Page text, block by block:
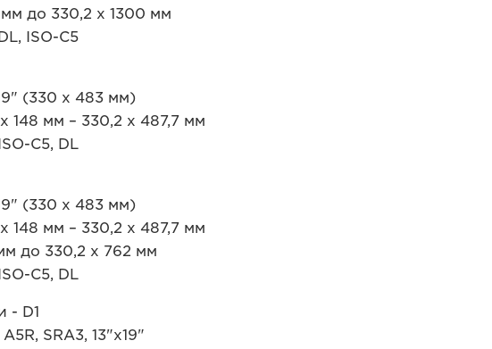
до 330,2 x 1300 мм
ISO-C5
(330 x 483 мм)
148 мм – 330,2 x 487,7 мм
C5, DL
(330 x 483 мм)
148 мм – 330,2 x 487,7 мм
до 330,2 x 762 мм
C5, DL
- D1
SRA3, 13"x19"